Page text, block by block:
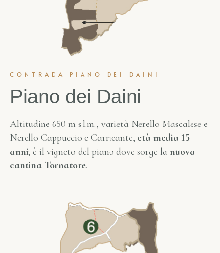
CONTRADA PIANO DEI DAINI
Piano dei Daini
Altitudine 650 m s.l.m., varietà Nerello Mascalese e
Nerello Cappuccio e Carricante, età media 15
anni; è il vigneto del piano dove sorge la nuova
cantina Tornatore.